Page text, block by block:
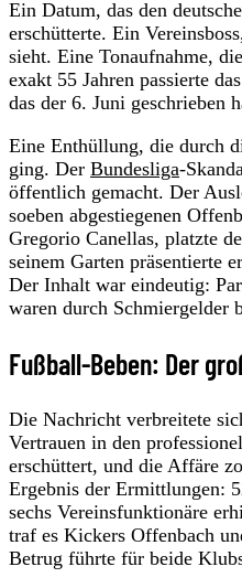
Ein Datum, das den
erschütterte. Ein
sieht. Eine Tonaufnahme,
exakt 55 Jahren passierte
das der 6. Juni geschrieben
Eine Enthüllung, die durch
ging. Der Bundesliga-
öffentlich gemacht. Der
soeben abgestiegenen
Gregorio Canellas, platzte
seinem Garten präsentierte
Der Inhalt war eindeutig:
waren durch Schmiergelder
Fußball-Beben: Der
Die Nachricht verbreitete
Vertrauen in den
erschüttert, und die Affäre
Ergebnis der Ermittlungen:
sechs Vereinsfunktionäre
traf es Kickers Offenbach
Betrug führte für beide